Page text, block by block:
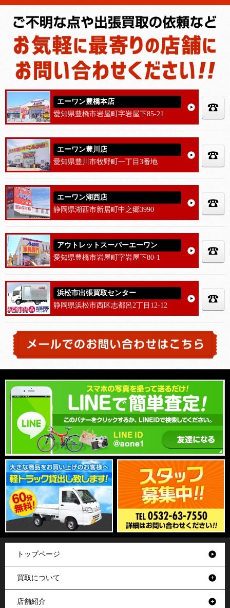
エーワン豊橋本店
愛知県豊橋市岩屋町字岩屋下85-21
エーワン豊川店
愛知県豊川市牧野町一丁目3番地
エーワン湖西店
静岡県湖西市新居町中之郷3990
アウトレットスーパーエーワン
愛知県豊橋市岩屋町字岩屋下80-1
浜松市出張買取センター
静岡県浜松市西区志都呂2丁目12-12
トップページ
買取について
店舗紹介